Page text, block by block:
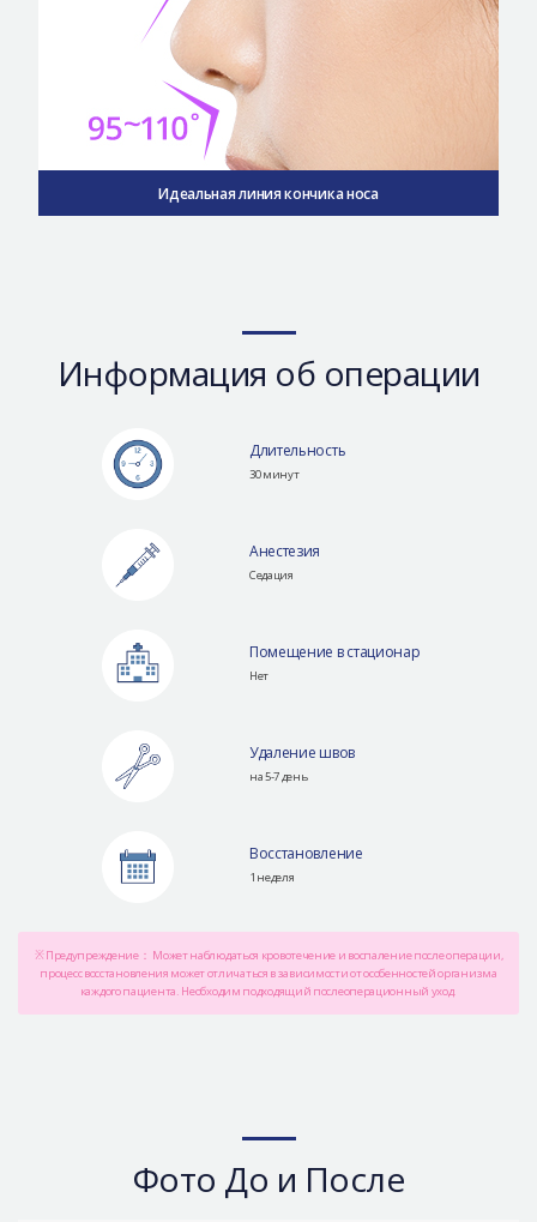
Идеальная линия кончика носа
Информация об операции
Длительность
30 минут
Анестезия
Седация
Помещение в стационар
Нет
Удаление швов
на 5-7 день
Восстановление
1 неделя
※ Предупреждение： Может наблюдаться кровотечение и воспаление после операции,
процесс восстановления может отличаться в зависимости от особенностей организма
каждого пациента. Необходим подходящий послеоперационный уход.
Фото До и После